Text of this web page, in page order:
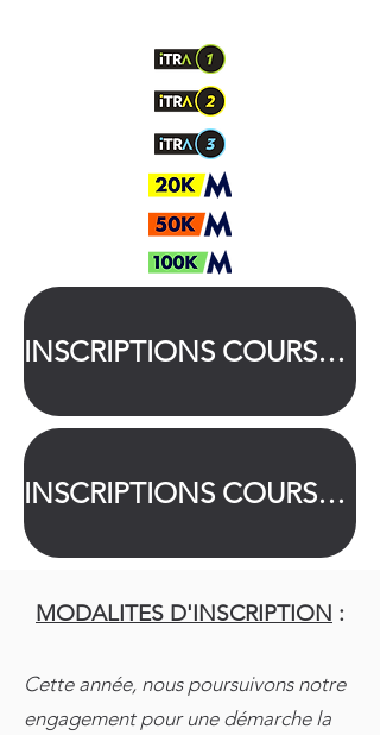
INSCRIPTIONS COURSES ADULTES
INSCRIPTIONS COURSES ENFANTS
MODALITES D'INSCRIPTION :
Cette année, nous poursuivons notre
engagement pour une démarche la